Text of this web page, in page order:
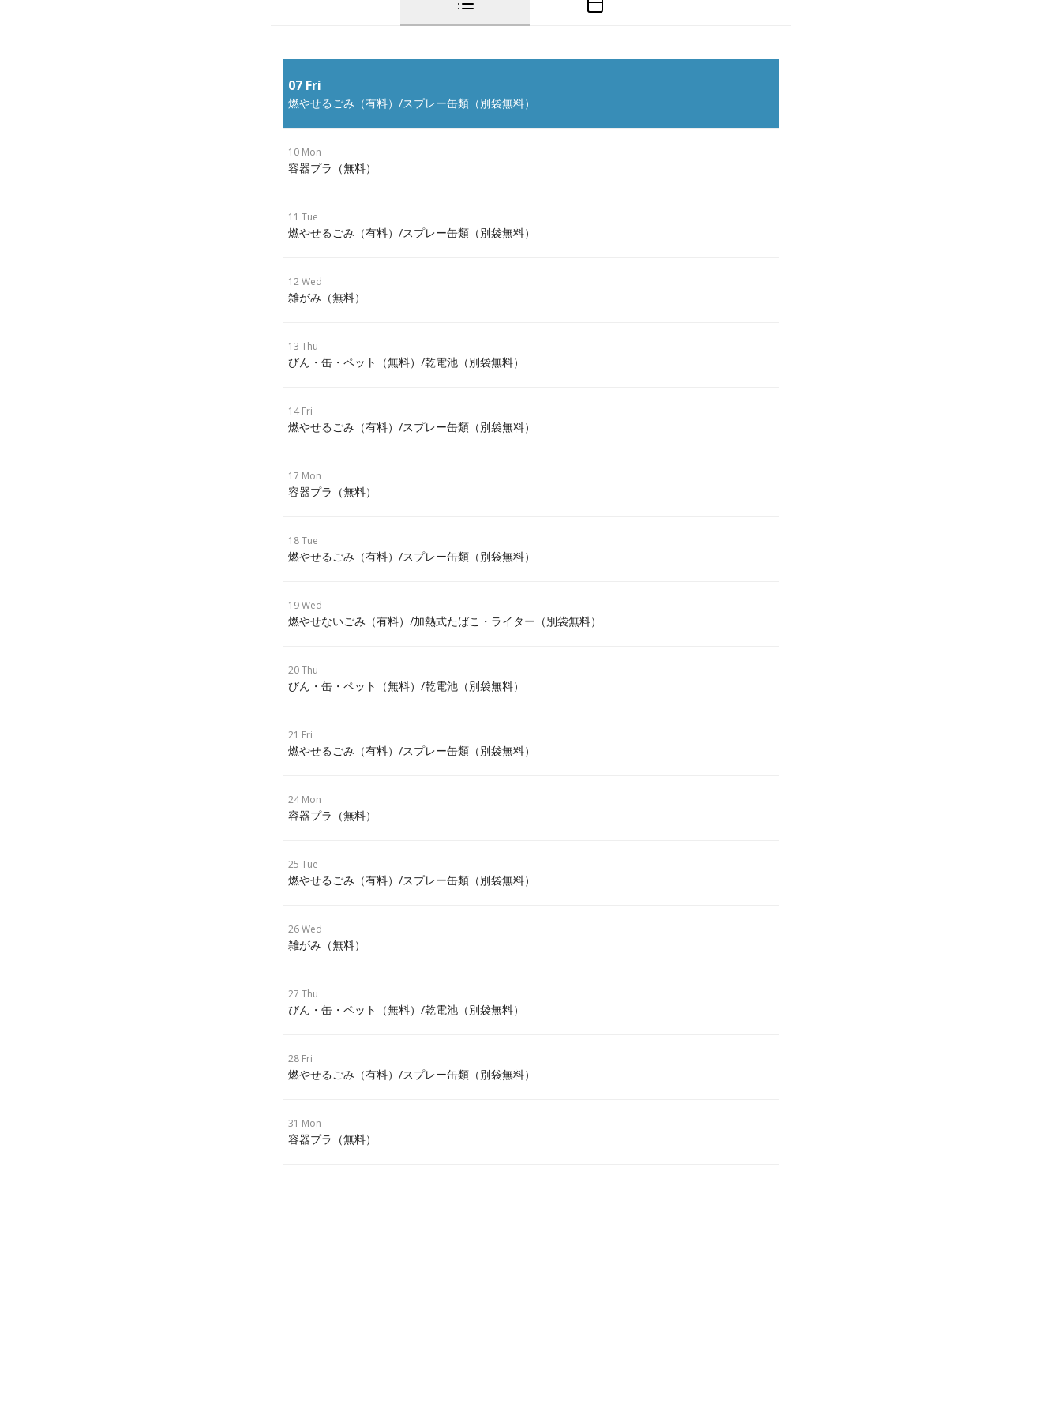
07 Fri
燃やせるごみ（有料）/スプレー缶類（別袋無料）
10 Mon
容器プラ（無料）
11 Tue
燃やせるごみ（有料）/スプレー缶類（別袋無料）
12 Wed
雑がみ（無料）
13 Thu
びん・缶・ペット（無料）/乾電池（別袋無料）
14 Fri
燃やせるごみ（有料）/スプレー缶類（別袋無料）
17 Mon
容器プラ（無料）
18 Tue
燃やせるごみ（有料）/スプレー缶類（別袋無料）
19 Wed
燃やせないごみ（有料）/加熱式たばこ・ライター（別袋無料）
20 Thu
びん・缶・ペット（無料）/乾電池（別袋無料）
21 Fri
燃やせるごみ（有料）/スプレー缶類（別袋無料）
24 Mon
容器プラ（無料）
25 Tue
燃やせるごみ（有料）/スプレー缶類（別袋無料）
26 Wed
雑がみ（無料）
27 Thu
びん・缶・ペット（無料）/乾電池（別袋無料）
28 Fri
燃やせるごみ（有料）/スプレー缶類（別袋無料）
31 Mon
容器プラ（無料）